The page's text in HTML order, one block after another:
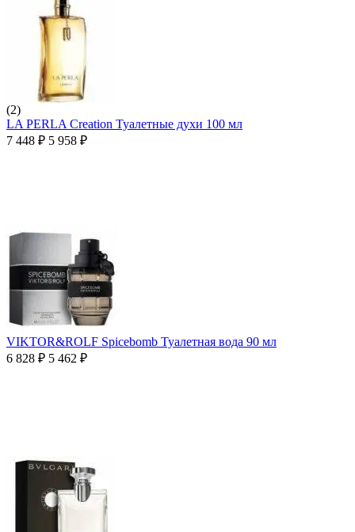
(2)
LA PERLA Creation Туалетные духи 100 мл
7 448 ₽ 5 958 ₽
VIKTOR&ROLF Spicebomb Туалетная вода 90 мл
6 828 ₽ 5 462 ₽